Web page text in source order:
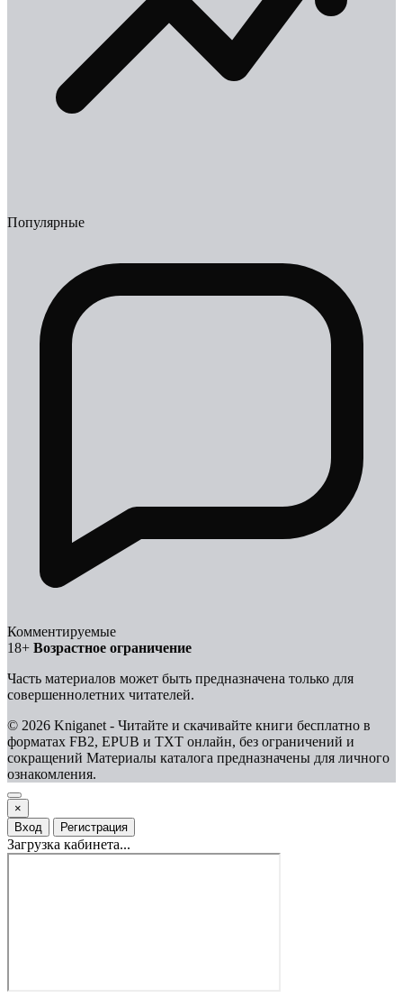
Популярные
Комментируемые
18+ Возрастное ограничение
Часть материалов может быть предназначена только для
совершеннолетних читателей.
© 2026 Kniganet - Читайте и скачивайте книги бесплатно в
форматах FB2, EPUB и TXT онлайн, без ограничений и
сокращений Материалы каталога предназначены для личного
ознакомления.
×
Вход
Регистрация
Загрузка кабинета...